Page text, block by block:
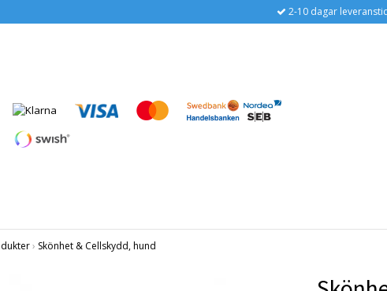
2-10 dagar
› Skönhet & Cellskydd, hund